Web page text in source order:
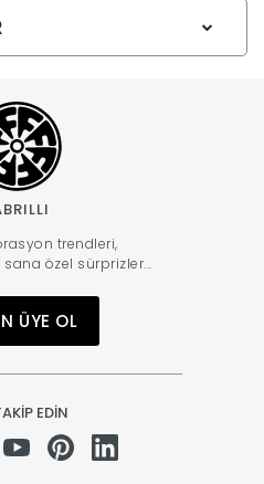
trendleri,
özel sürprizler...
ÜYE OL
EDİN